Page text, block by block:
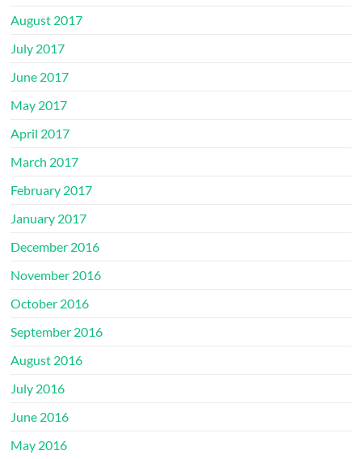
August 2017
July 2017
June 2017
May 2017
April 2017
March 2017
February 2017
January 2017
December 2016
November 2016
October 2016
September 2016
August 2016
July 2016
June 2016
May 2016